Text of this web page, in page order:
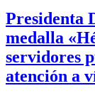
Presidenta
medalla
servidores
atención a